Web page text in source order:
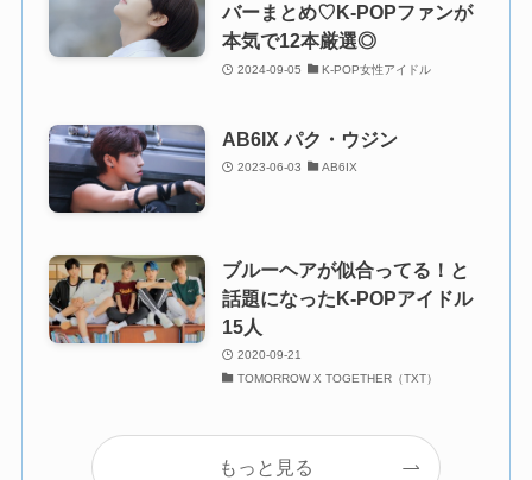
バーまとめ♡K-POPファンが
本気で12本厳選◎
2024-09-05 K-POP女性アイドル
AB6IX パク・ウジン
2023-06-03 AB6IX
ブルーヘアが似合ってる！と
話題になったK-POPアイドル
15人
2020-09-21
TOMORROW X TOGETHER（TXT）
もっと見る